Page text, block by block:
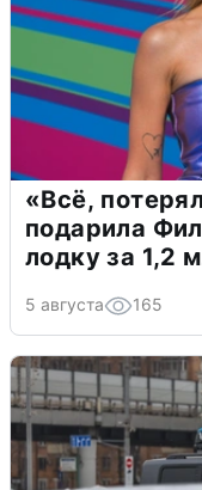
«Всё,
подарила
лодку за 1,2
5 августа 165